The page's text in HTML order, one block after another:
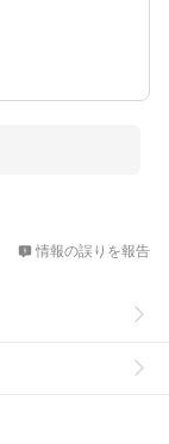
情報の誤りを報告